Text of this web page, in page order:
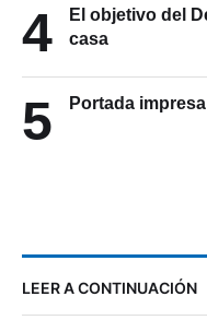
4
El objetivo del
casa
5 Portada
LEER A CONTINUACIÓN